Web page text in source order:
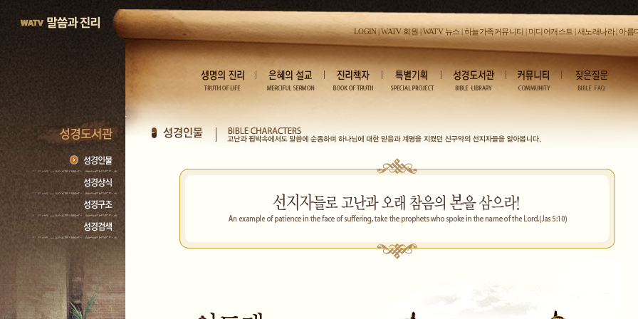
LOGIN|WATV 회원|WATV 뉴스 |하늘가족커뮤니티|미디어캐스트|새노래나라|아름